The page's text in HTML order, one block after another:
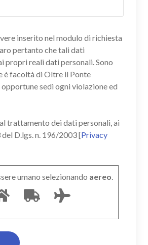
inserito nel modulo di richiesta
pertanto che tali dati
propri reali dati personali. Sono
è facoltà di Oltre il Ponte
sedi ogni violazione ed
trattamento dei dati personali, ai
D.lgs. n. 196/2003 [Privacy
umano selezionando aereo.